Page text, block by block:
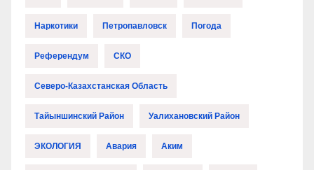
Наркотики Петропавловск Погода
Референдум СКО
Северо-Казахстанская Область
Тайыншинский Район Уалихановский Район
ЭКОЛОГИЯ Авария Аким